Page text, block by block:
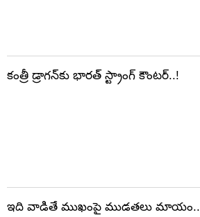
కంత్రీ డ్రాగన్‌కు భారత్ స్ట్రాంగ్ కౌంటర్..!
ఇది వాడితే ముఖంపై ముడతలు మాయం..